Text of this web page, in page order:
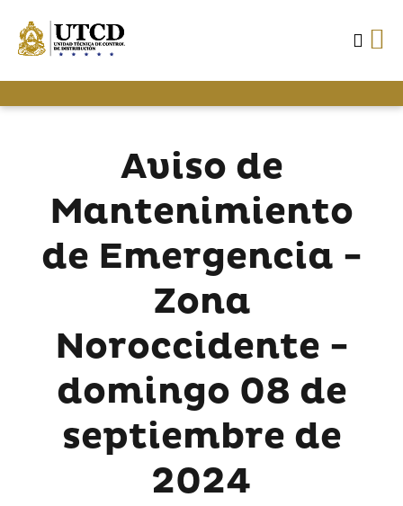
Aviso de
Mantenimiento
de Emergencia -
Zona
Noroccidente -
domingo 08 de
septiembre de
2024